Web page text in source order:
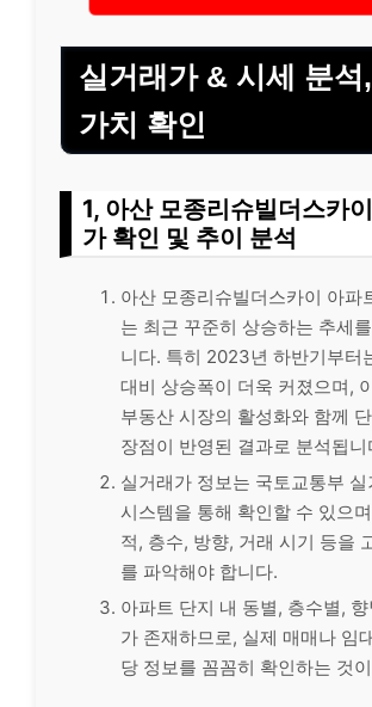
실거래가 & 시세 분석
가치 확인
1, 아산 모종리슈빌더스카
가 확인 및 추이 분석
아산 모종리슈빌더스카이 아파
는 최근 꾸준히 상승하는 추세
니다. 특히 2023년 하반기부터
대비 상승폭이 더욱 커졌으며,
부동산 시장의 활성화와 함께
장점이 반영된 결과로 분석됩니
실거래가 정보는 국토교통부 실
시스템을 통해 확인할 수 있으
적, 층수, 방향, 거래 시기 등을
를 파악해야 합니다.
아파트 단지 내 동별, 층수별,
가 존재하므로, 실제 매매나 임
당 정보를 꼼꼼히 확인하는 것